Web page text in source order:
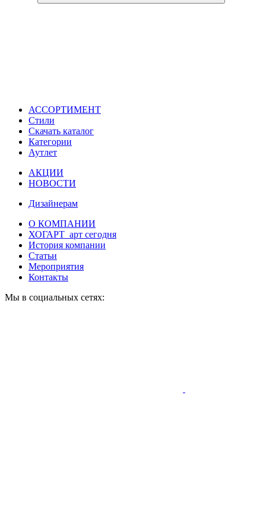
АССОРТИМЕНТ
Стили
Скачать каталог
Категории
Аутлет
АКЦИИ
НОВОСТИ
Дизайнерам
О КОМПАНИИ
ХОГАРТ_арт сегодня
История компании
Статьи
Мероприятия
Контакты
Мы в социальных сетях: